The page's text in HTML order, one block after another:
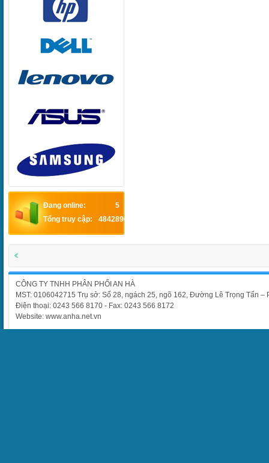
Đang online:
5
Tổng truy cập:
4842896
CÔNG TY TNHH PHÂN PHỐI AN HÀ
MST: 0106042715 Trụ sở: Số 28, ngách 25, ngõ 162, Đường Lê Trọng Tấn
Điện thoại: 0243 566 8170 - Fax: 0243 566 8172
Website: www.anha.net.vn